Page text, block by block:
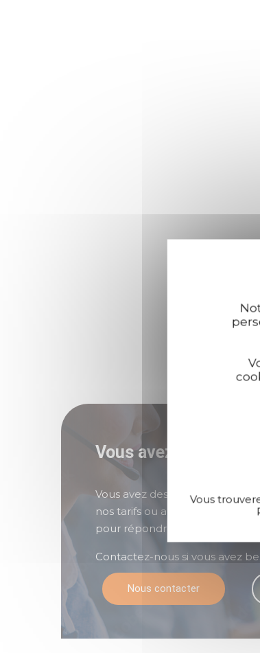
Vous avez des
Vous avez des questions sur
nos tarifs ou autre... Nos
pour répondre à toutes vos
Contactez-nous si vous avez
Nous contacter
Vous